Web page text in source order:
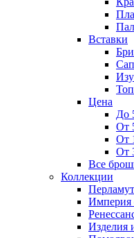
Вставки
Цена
До
От
От
От
Все
Коллекции
Империя
Изделия